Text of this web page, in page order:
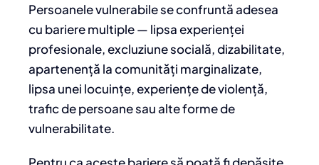
Persoanele vulnerabile se confruntă adesea
cu bariere multiple — lipsa experienței
profesionale, excluziune socială, dizabilitate,
apartenență la comunități marginalizate,
lipsa unei locuințe, experiențe de violență,
trafic de persoane sau alte forme de
vulnerabilitate.